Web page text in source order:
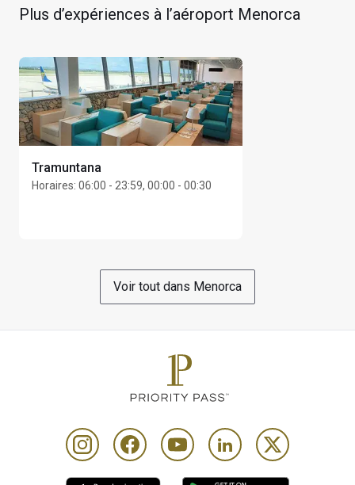
Plus d’expériences à l’aéroport Menorca
Tramuntana
Horaires: 06:00 - 23:59, 00:00 - 00:30
Voir tout dans Menorca